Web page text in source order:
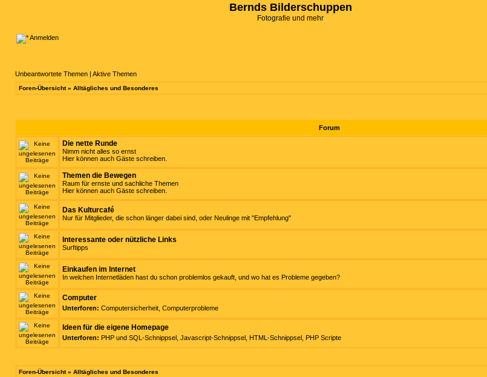
Bernds Bilderschuppen
Fotografie und mehr
Anmelden
Unbeantwortete Themen | Aktive Themen
Foren-Übersicht» Alltägliches und Besonderes
Forum
Die nette Runde
Nimm nicht alles so ernst
Hier können auch Gäste schreiben.
Themen die Bewegen
Raum für ernste und sachliche Themen
Hier können auch Gäste schreiben.
Das Kulturcafé
Nur für Mitglieder, die schon länger dabei sind, oder Neulinge mit "Empfehlung"
Interessante oder nützliche Links
Surftipps
Einkaufen im Internet
In welchen Internetläden hast du schon problemlos gekauft, und wo hat es Probleme gegeben?
Computer
Unterforen: Computersicherheit Computerprobleme
Ideen für die eigene Homepage
Unterforen: PHP und SQL-Schnippsel Javascript-Schnippsel HTML-Schnippsel PHP Scripte
Foren-Übersicht» Alltägliches und Besonderes